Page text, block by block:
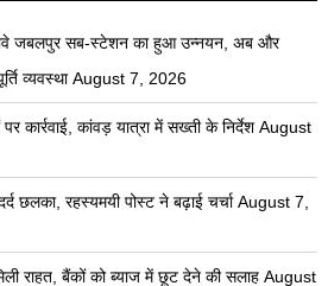
भावे जबलपुर सब-स्टेशन का हुआ उन्नयन, अब और
व्यवस्था August 7, 2026
कार्रवाई, कांवड़ यात्रा में सख्ती के निर्देश August
छलका, रहस्यमयी पोस्ट ने बढ़ाई चर्चा August 7,
राहत, बैंकों को ब्याज में छूट देने की सलाह August